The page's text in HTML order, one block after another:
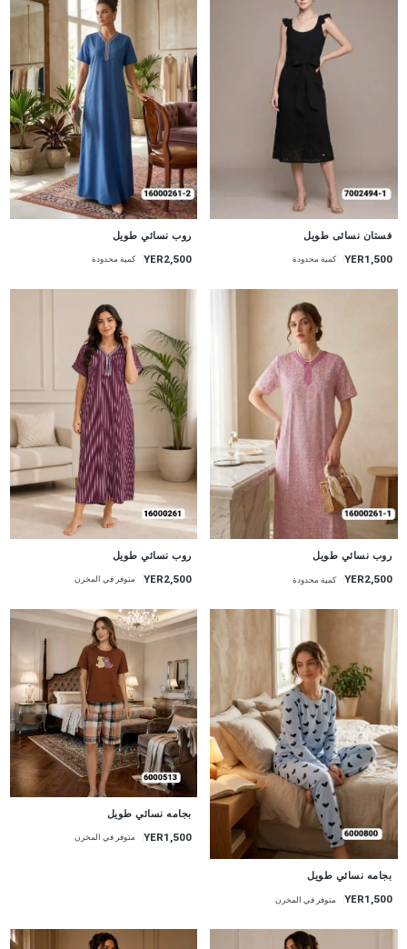
فستان نسائى طويل
YER1,500 كمية محدودة
روب نسائي طويل
YER2,500 كمية محدودة
روب نسائي طويل
YER2,500 كمية محدودة
روب نسائي طويل
YER2,500 متوفر في المخزن
جديد
بجامه نسائي طويل
YER1,500 متوفر في المخزن
بجامه نسائي طويل
YER1,500 متوفر في المخزن